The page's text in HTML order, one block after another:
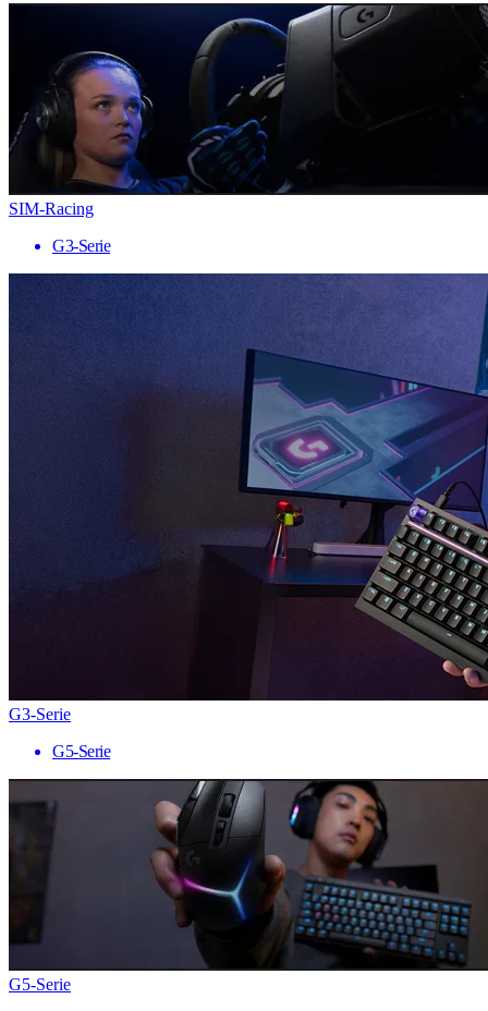
SIM-Racing
G3-Serie
G3-Serie
G5-Serie
G5-Serie